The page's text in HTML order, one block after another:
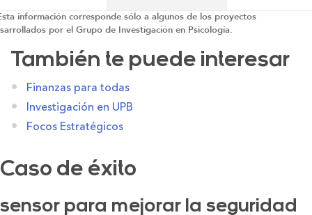
información corresponde sólo a algunos de los proyectos
por el Grupo de Investigación en Psicología.
También te puede interesar
Finanzas para todas
Investigación en UPB
Focos Estratégicos
Caso de éxito
sensor para mejorar la seguridad